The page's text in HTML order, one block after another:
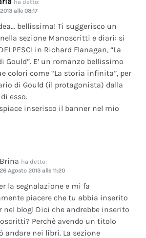
ha detto:
alle 08:17
bellissima! Ti suggerisco un
sezione Manoscritti e diari: si
PESCI in Richard Flanagan, “La
Gould”. E’ un romanzo bellissimo
colori come “La storia infinita”, per
di Gould (il protagonista) dalla
esso.
inserisco il banner nel mio
Brina ha detto:
26 Agosto 2013 alle 11:20
la segnalazione e mi fa
piacere che tu abbia inserito
nel blog! Dici che andrebbe inserito
Perchè avendo un titolo
andare nei libri. La sezione